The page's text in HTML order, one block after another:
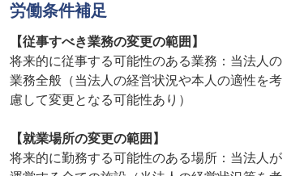
労働条件補足
【従事すべき業務の変更の範囲】
将来的に従事する可能性のある業務：当法人の
業務全般（当法人の経営状況や本人の適性を考
慮して変更となる可能性あり）
【就業場所の変更の範囲】
将来的に勤務する可能性のある場所：当法人が